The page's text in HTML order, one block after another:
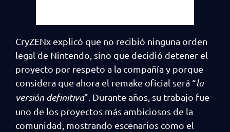
CryZENx explicó que no recibió ninguna orden
legal de Nintendo, sino que decidió detener el
proyecto por respeto a la compañía y porque
considera que ahora el remake oficial será “la
versión definitiva”. Durante años, su trabajo fue
uno de los proyectos más ambiciosos de la
comunidad, mostrando escenarios como el